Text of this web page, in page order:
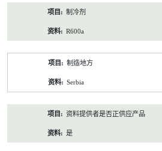
制冷剂
R600a
制造地方
Serbia
资料提供者是否正供应产品
是